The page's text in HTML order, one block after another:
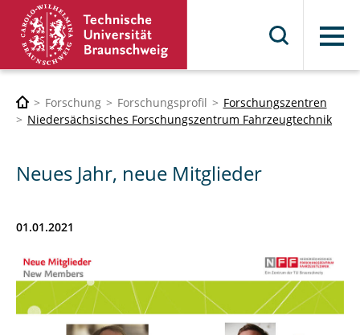
Menü
Forschung Forschungsprofil
Forschungszentren
Niedersächsisches Forschungszentrum Fahrzeugtechnik
Neues Jahr, neue Mitglieder
01.01.2021